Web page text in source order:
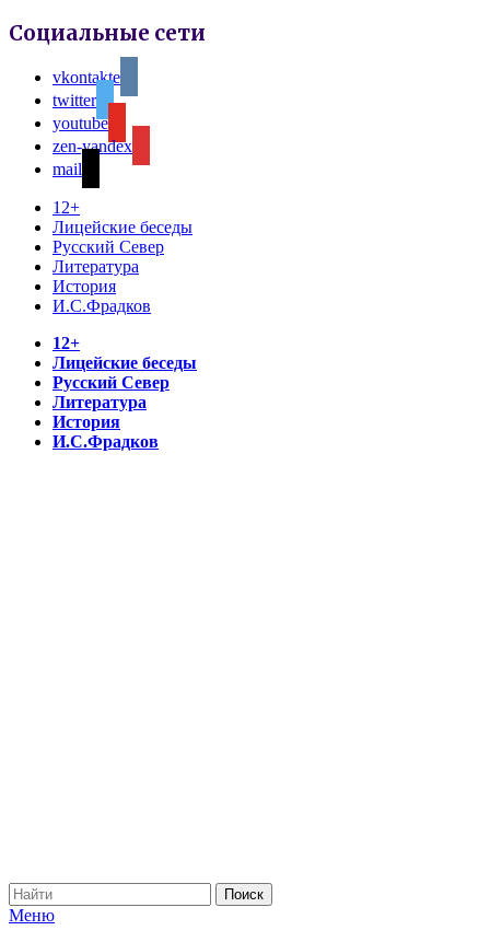
Социальные сети
vkontakte
twitter
youtube
zen-yandex
mail
12+
Лицейские беседы
Русский Север
Литература
История
И.С.Фрадков
12+
Лицейские беседы
Русский Север
Литература
История
И.С.Фрадков
Меню